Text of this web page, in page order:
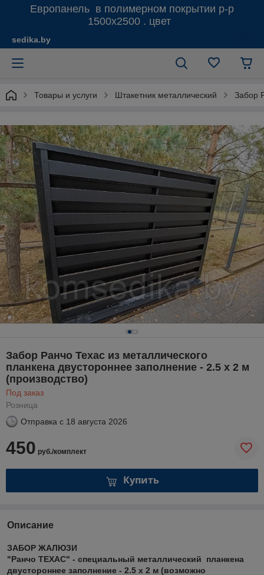
Европанель в полимерном покрытии р-р
1500х2500 . цвет
sedika.by
Товары и услуги Штакетник металлический Забор
Забор Ранчо Техас из металлического
планкена двустороннее заполнение - 2.5 х 2 м
(производство)
Под заказ
Розница
Отправка с 18 августа 2026
450 руб./комплект
Купить
Описание
ЗАБОР ЖАЛЮЗИ
"Ранчо ТЕХАС" - специальный металлический планкена
двустороннее заполнение - 2.5 х 2 м (возможно